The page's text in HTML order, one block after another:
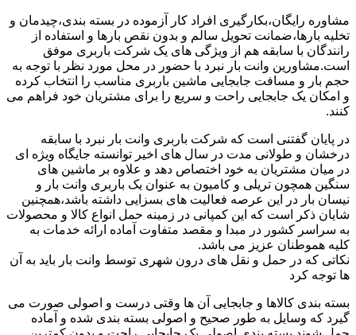
مشاوره رایگان،بکارگیری افراد کار آزموده در بسته بندی،چیدمان و
تخلیه بارها،ضمانت تحویل سالم و بدون نقص بارها و استفاده از
رانندگان با سابقه هم از ویژگی های یک شرکت باربری موفق
است.مشاورین وانت بار نبرد با حضور در محل مورد نظر با توجه به
حجم بار و مسافت جابجایی ماشین باربری مناسب را انتخاب کرده
و امکان یک جابجایی راحت و سریع را برای مشتریان خود فراهم می
کنند.
در پایان گفتنی است که شرکت باربری وانت بار نبرد با سابقه
درخشان و طولانی مدت در سال های اخیر توانسته جایگاه ویژه ای
در میان مشتریان به خود اختصاص دهد و علاوه بر ماشین های
سنگین همچون تریلی و کامیون به عنوان یک باربری وانت بار و
نیسان بار در این عرصه فعالیت های بسزایی داشته باشد،همچنین
شایان ذکر است که این کمپانی در زمینه حمل انواع کالا و محصولات
به سراسر کشور در مبدا و مقصد متفاوت آماده ارائه خدمات به
کلیه هموطنان عزیز می باشد.
نکاتی که در حمل و نقل های درون شهری توسط وانت بار باید به آن
ها توجه کرد
بسته بندی کالاها و جابجایی آن ها وقتی درست و اصولی صورت می
گیرد که وسایل به طور صحیح و اصولی بسته بندی شده و آماده